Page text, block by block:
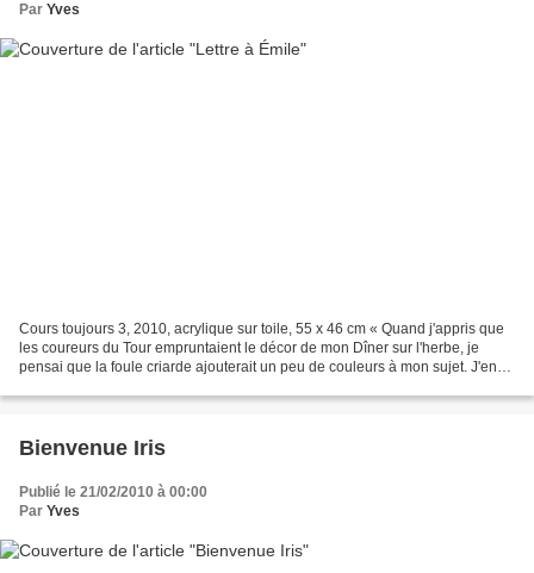
Par Yves
Cours toujours 3, 2010, acrylique sur toile, 55 x 46 cm « Quand j'appris que
les coureurs du Tour empruntaient le décor de mon Dîner sur l'herbe, je
pensai que la foule criarde ajouterait un peu de couleurs à mon sujet. J'en
Bienvenue Iris
Publié le 21/02/2010 à 00:00
Par Yves